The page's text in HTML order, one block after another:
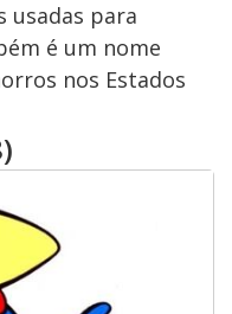
usadas para
é um nome
nos Estados